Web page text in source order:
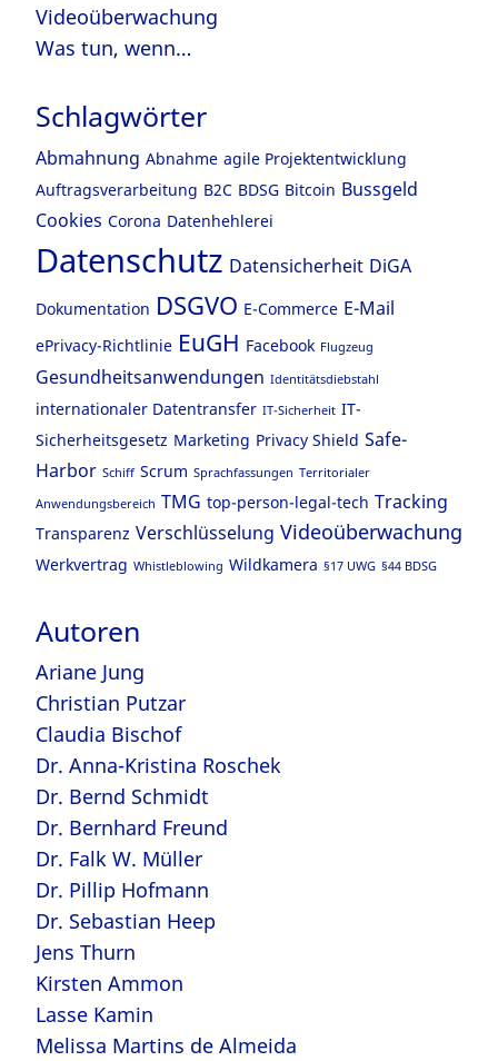
Videoüberwachung
Was tun, wenn…
Schlagwörter
Abmahnung Abnahme agile Projektentwicklung
Auftragsverarbeitung B2C BDSG Bitcoin Bussgeld
Cookies Corona Datenhehlerei
Datenschutz Datensicherheit DiGA
Dokumentation DSGVO E-Commerce E-Mail
ePrivacy-Richtlinie EuGH Facebook Flugzeug
Gesundheitsanwendungen Identitätsdiebstahl
internationaler Datentransfer IT-Sicherheit IT-
Sicherheitsgesetz Marketing Privacy Shield Safe-
Harbor Schiff Scrum Sprachfassungen Territorialer
Anwendungsbereich TMG top-person-legal-tech Tracking
Transparenz Verschlüsselung Videoüberwachung
Werkvertrag Whistleblowing Wildkamera §17 UWG §44 BDSG
Autoren
Ariane Jung
Christian Putzar
Claudia Bischof
Dr. Anna-Kristina Roschek
Dr. Bernd Schmidt
Dr. Bernhard Freund
Dr. Falk W. Müller
Dr. Pillip Hofmann
Dr. Sebastian Heep
Jens Thurn
Kirsten Ammon
Lasse Kamin
Melissa Martins de Almeida